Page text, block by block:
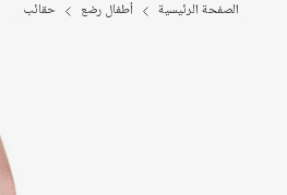
الصفحة الرئيسية أطفال رضع حقائب